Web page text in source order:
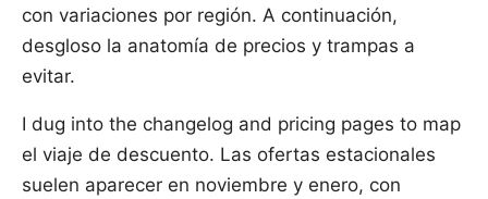
con variaciones por región. A continuación,
desgloso la anatomía de precios y trampas a
evitar.
I dug into the changelog and pricing pages to map
el viaje de descuento. Las ofertas estacionales
suelen aparecer en noviembre y enero, con